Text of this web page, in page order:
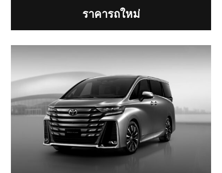
ราคารถใหม่